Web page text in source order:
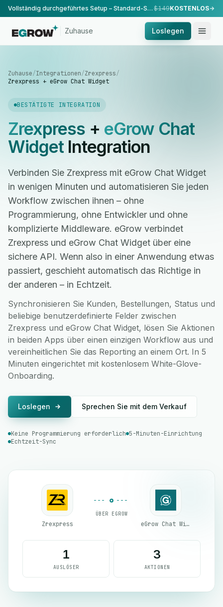
Vollständig durchgeführtes Setup – Standard-Setup, durchgeführt von unserem Team. $149KOSTENLOS
Zuhause Loslegen
Zuhause/Integrationen/Zrexpress/
Zrexpress + eGrow Chat Widget
BESTÄTIGTE INTEGRATION
Zrexpress+ eGrow Chat
WidgetIntegration
Verbinden Sie Zrexpress mit eGrow Chat Widget
in wenigen Minuten und automatisieren Sie jeden
Workflow zwischen ihnen – ohne
Programmierung, ohne Entwickler und ohne
komplizierte Middleware. eGrow verbindet
Zrexpress und eGrow Chat Widget über eine
sichere API. Wenn also in einer Anwendung etwas
passiert, geschieht automatisch das Richtige in
der anderen – in Echtzeit.
Synchronisieren Sie Kunden, Bestellungen, Status und
beliebige benutzerdefinierte Felder zwischen
Zrexpress und eGrow Chat Widget, lösen Sie Aktionen
in beiden Apps über einen einzigen Workflow aus und
vereinheitlichen Sie das Reporting an einem Ort. In 5
Minuten eingerichtet mit kostenlosem White-Glove-
Onboarding.
Loslegen Sprechen Sie mit dem Verkauf
Keine Programmierung erforderlich 5-Minuten-Einrichtung
Echtzeit-Sync
Zrexpress
ÜBER EGROW
eGrow Chat Widget
1
AUSLÖSER
3
AKTIONEN